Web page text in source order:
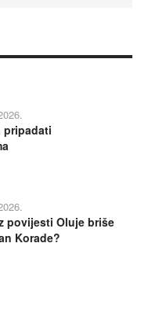
pripadati
povijesti Oluje briše
Korade?